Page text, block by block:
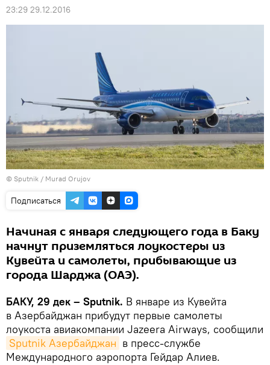
23:29 29.12.2016
© Sputnik / Murad Orujov
Подписаться
Начиная с января следующего года в Баку
начнут приземляться лоукостеры из
Кувейта и самолеты, прибывающие из
города Шарджа (ОАЭ).
БАКУ, 29 дек – Sputnik. В январе из Кувейта
в Азербайджан прибудут первые самолеты
лоукоста авиакомпании Jazeera Airways, сообщили
Sputnik Азербайджан в пресс-службе
Международного аэропорта Гейдар Алиев.